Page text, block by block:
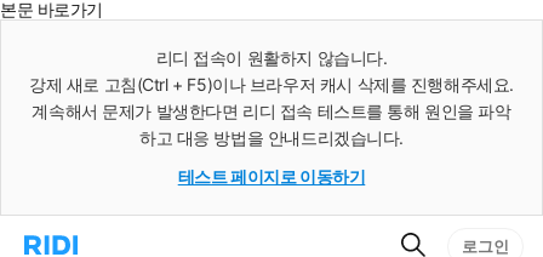
본문 바로가기
리디 접속이 원활하지 않습니다.
강제 새로 고침(Ctrl + F5)이나 브라우저 캐시 삭제를 진행해주세요.
계속해서 문제가 발생한다면 리디 접속 테스트를 통해 원인을 파악
하고 대응 방법을 안내드리겠습니다.
테스트 페이지로 이동하기
리
검
로그인